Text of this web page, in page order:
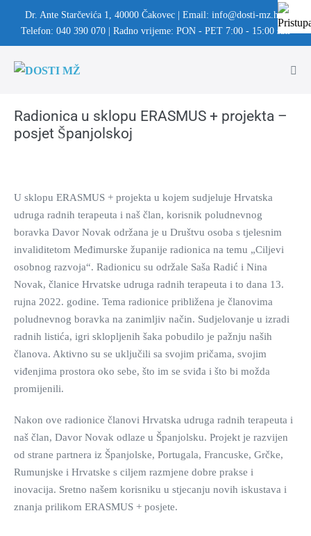
Dr. Ante Starčevića 1, 40000 Čakovec | Email: info@dosti-mz.hr |
Telefon: 040 390 070 | Radno vrijeme: PON - PET 7:00 - 15:00 sati
Radionica u sklopu ERASMUS + projekta –
posjet Španjolskoj
U sklopu ERASMUS + projekta u kojem sudjeluje Hrvatska
udruga radnih terapeuta i naš član, korisnik poludnevnog
boravka Davor Novak održana je u Društvu osoba s tjelesnim
invaliditetom Međimurske županije radionica na temu „Ciljevi
osobnog razvoja“. Radionicu su održale Saša Radić i Nina
Novak, članice Hrvatske udruga radnih terapeuta i to dana 13.
rujna 2022. godine. Tema radionice približena je članovima
poludnevnog boravka na zanimljiv način. Sudjelovanje u izradi
radnih listića, igri sklopljenih šaka pobudilo je pažnju naših
članova. Aktivno su se uključili sa svojim pričama, svojim
viđenjima prostora oko sebe, što im se sviđa i što bi možda
promijenili.
Nakon ove radionice članovi Hrvatska udruga radnih terapeuta i
naš član, Davor Novak odlaze u Španjolsku. Projekt je razvijen
od strane partnera iz Španjolske, Portugala, Francuske, Grčke,
Rumunjske i Hrvatske s ciljem razmjene dobre prakse i
inovacija. Sretno našem korisniku u stjecanju novih iskustava i
znanja prilikom ERASMUS + posjete.